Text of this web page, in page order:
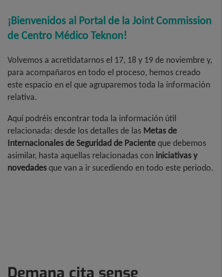
Portal
Joint
Commission
Teknon
¡Bienvenidos al Portal de la Joint Commission
de Centro Médico Teknon!
Volvemos a acretidatarnos el 17, 18 y 19 de noviembre y,
para acompañaros en todo el proceso, hemos creado
este espacio en el que agruparemos toda la información
relativa.
Aquí podréis encontrar toda la información útil
relacionada: desde los detalles de las Metas de
Internacionales de Seguridad de Pacienteque debemos
asimilar, hasta aquellas relacionadas con iniciativas y
novedadesque van a ir sucediendo en todo este periodo.
Demana cita sense